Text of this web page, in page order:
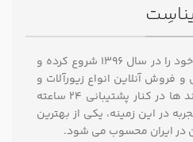
فروشگاه آدیناست فعالیت خود را در سال ۱۳۹۶ شروع کرده و
فروش آنلاین انواع زیورآلات و
ساعت های مچی از تمام برند ها در کنار پشتیبانی ۲۴ ساعته
بیش از 5 سال تجربه در این زمینه، یکی از بهترین
در ایران محسوب می شود.